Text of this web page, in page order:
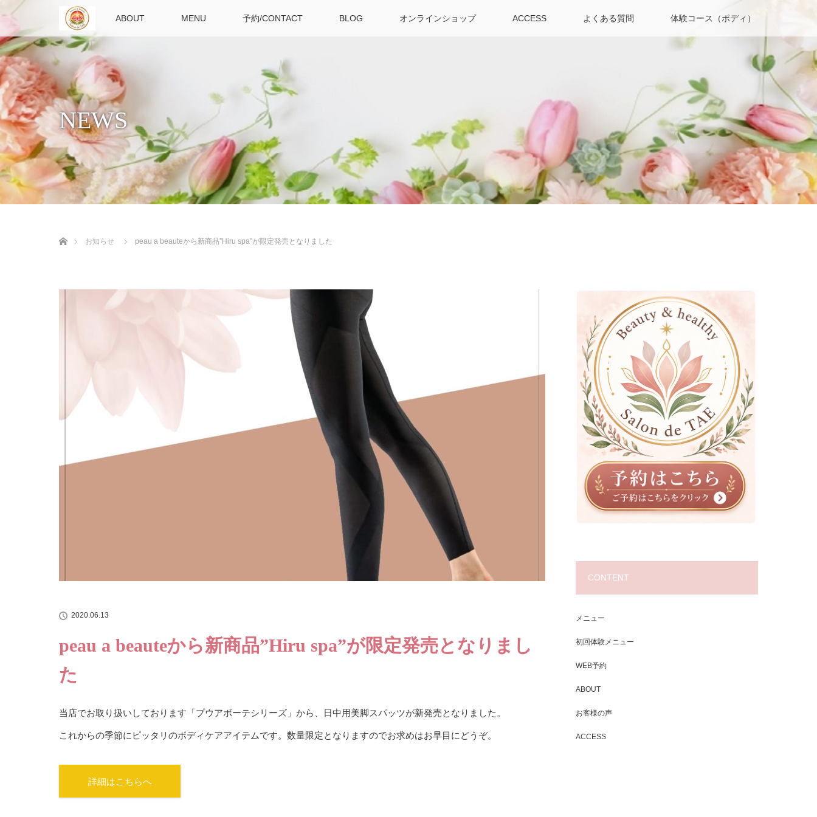
TOP ABOUT MENU 予約/CONTACT BLOG オンラインショップ ACCESS よくある質問 体験コース（ボディ）
NEWS
お知らせ
peau a beauteから新商品”Hiru spa”が限定発売となりました
2020.06.13
peau a beauteから新商品”Hiru spa”が限定発売となりまし
た
当店でお取り扱いしております「プウアボーテシリーズ」から、日中用美脚スパッツが新発売となりました。
これからの季節にピッタリのボディケアアイテムです。数量限定となりますのでお求めはお早目にどうぞ。
詳細はこちらへ
CONTENT
メニュー
初回体験メニュー
WEB予約
ABOUT
お客様の声
ACCESS